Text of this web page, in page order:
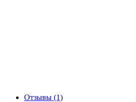
Отзывы (1)